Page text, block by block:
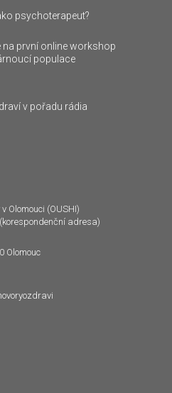
psychoterapeut?
na první online workshop
populace
v pořadu rádia
Olomouci (OUSHI)
adresa)
Olomouc